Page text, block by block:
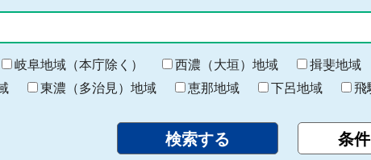
終
わ
り
岐阜地域（本庁除く） 西濃（大垣）地域 揖斐地域
東濃（多治見）地域 恵那地域 下呂地域 飛